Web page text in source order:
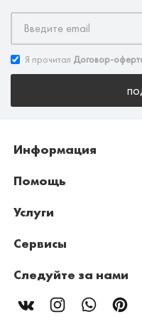
Я прочитал Договор-
Информация
Помощь
Услуги
Сервисы
Следуйте за нами